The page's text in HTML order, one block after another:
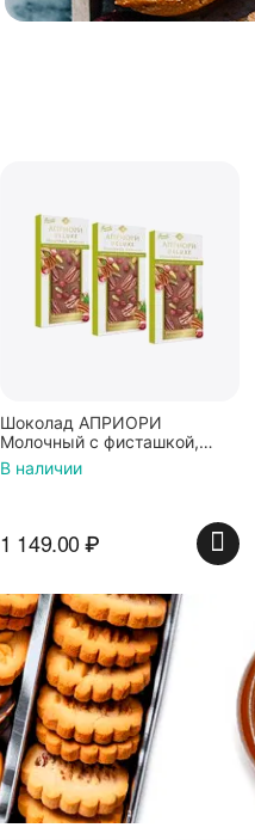
Шоколад АПРИОРИ
Молочный с фисташкой,
пеканом и брусникой
100г*3штуки
В наличии
1 149.00₽